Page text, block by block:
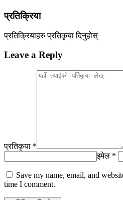
प्रतिक्रिया
प्रतिक्रियाहरुप्रतिकृया दिनुहोस्
Leave a Reply
प्रतिकृया *
इमेल *
Save my name, email, and
time I comment.